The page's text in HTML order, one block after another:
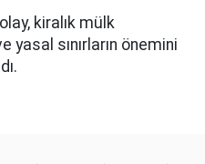
kiralık mülk
yasal sınırların önemini